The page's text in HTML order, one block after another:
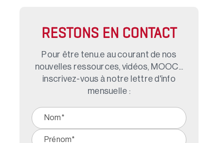
RESTONS EN CONTACT
Pour être tenu.e au courant de nos
nouvelles ressources, vidéos, MOOC...
inscrivez-vous à notre lettre d'info
mensuelle :